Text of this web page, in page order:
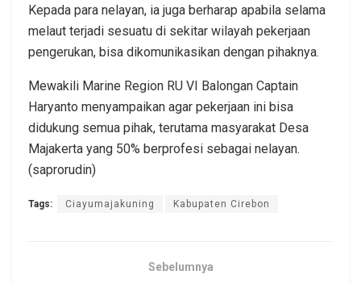
Kepada para nelayan, ia juga berharap apabila selama
melaut terjadi sesuatu di sekitar wilayah pekerjaan
pengerukan, bisa dikomunikasikan dengan pihaknya.
Mewakili Marine Region RU VI Balongan Captain
Haryanto menyampaikan agar pekerjaan ini bisa
didukung semua pihak, terutama masyarakat Desa
Majakerta yang 50% berprofesi sebagai nelayan.
(saprorudin)
Tags: Ciayumajakuning Kabupaten Cirebon
Sebelumnya